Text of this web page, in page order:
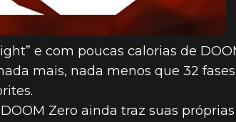
e com poucas calorias de
mais, nada menos que 32
Zero ainda traz suas